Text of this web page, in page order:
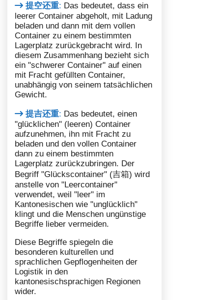
提空还重: Das bedeutet, dass ein
leerer Container abgeholt, mit Ladung
beladen und dann mit dem vollen
Container zu einem bestimmten
Lagerplatz zurückgebracht wird. In
diesem Zusammenhang bezieht sich
ein "schwerer Container" auf einen
mit Fracht gefüllten Container,
unabhängig von seinem tatsächlichen
Gewicht.
提吉还重: Das bedeutet, einen
"glücklichen" (leeren) Container
aufzunehmen, ihn mit Fracht zu
beladen und den vollen Container
dann zu einem bestimmten
Lagerplatz zurückzubringen. Der
Begriff "Glückscontainer" (吉箱) wird
anstelle von "Leercontainer"
verwendet, weil "leer" im
Kantonesischen wie "unglücklich"
klingt und die Menschen ungünstige
Begriffe lieber vermeiden.
Diese Begriffe spiegeln die
besonderen kulturellen und
sprachlichen Gepflogenheiten der
Logistik in den
kantonesischsprachigen Regionen
wider.